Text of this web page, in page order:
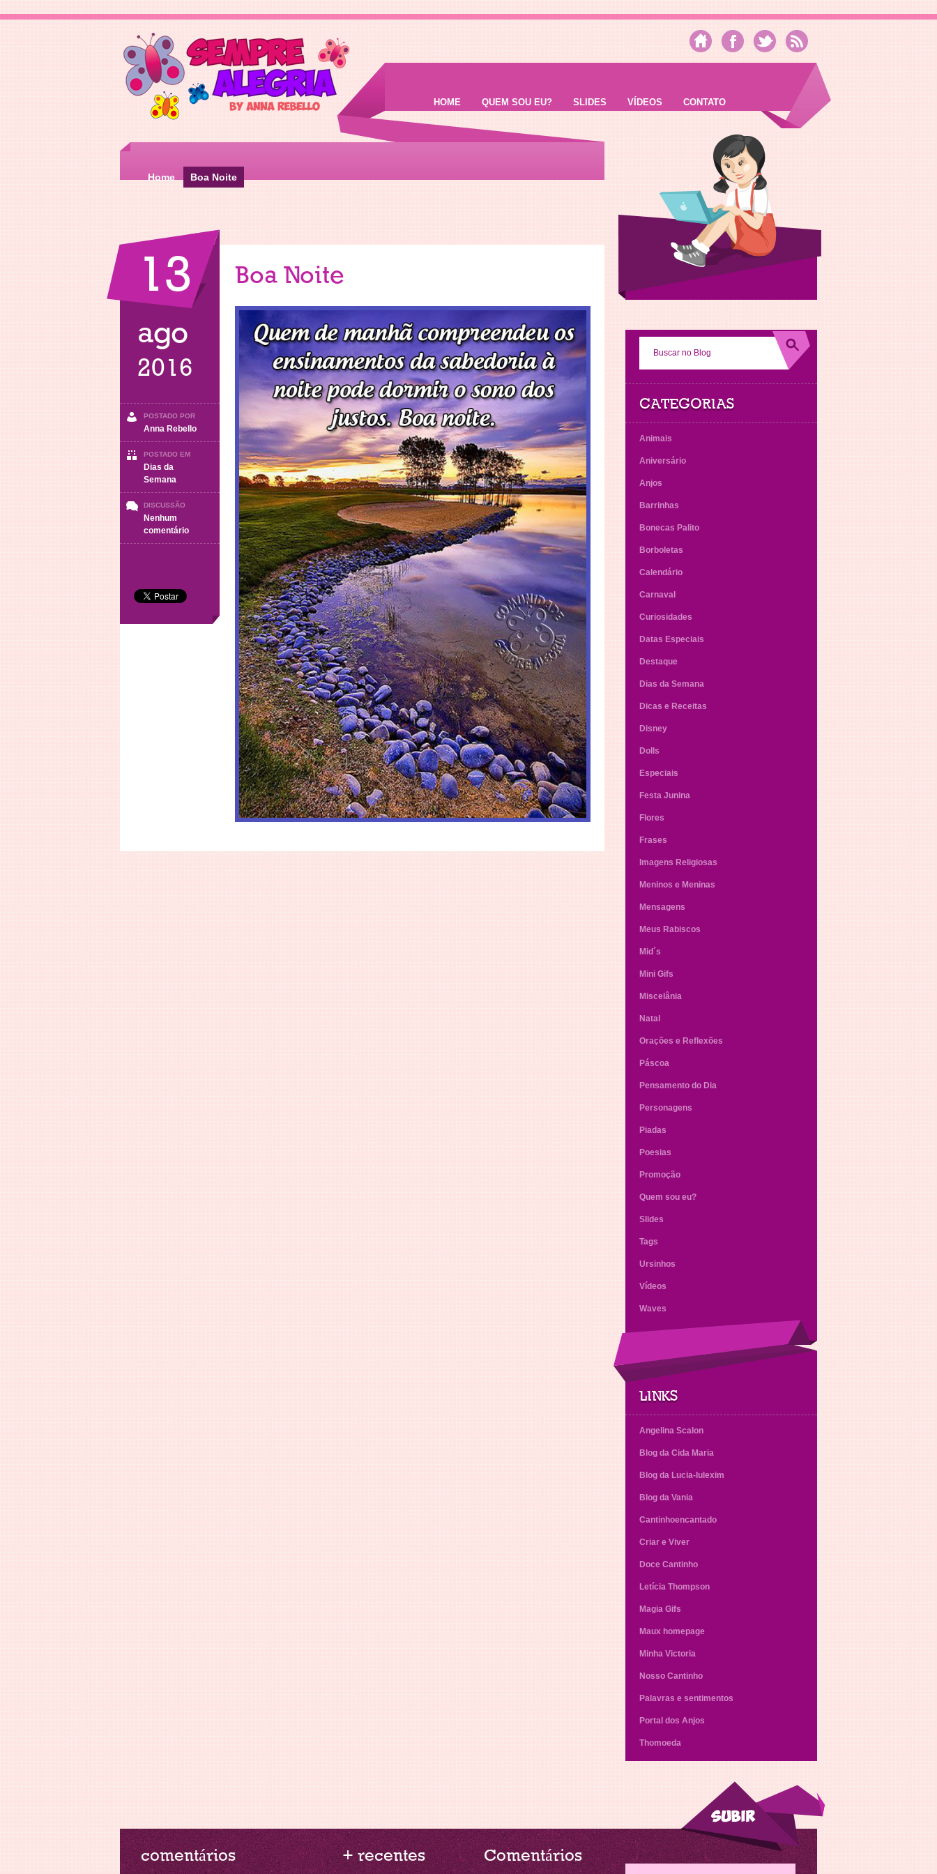
HOME QUEM SOU EU? SLIDES VÍDEOS CONTATO
Home Boa Noite
13
ago
2016
POSTADO POR
Anna Rebello
POSTADO EM
Dias da
Semana
DISCUSSÃO
Nenhum
comentárioem
Boa
Boa Noite
CATEGORIAS
Animais
Aniversário
Anjos
Barrinhas
Bonecas Palito
Borboletas
Calendário
Carnaval
Curiosidades
Datas Especiais
Destaque
Dias da Semana
Dicas e Receitas
Disney
Dolls
Especiais
Festa Junina
Flores
Frases
Imagens Religiosas
Meninos e Meninas
Mensagens
Meus Rabiscos
Mid´s
Mini Gifs
Miscelânia
Natal
Orações e Reflexões
Páscoa
Pensamento do Dia
Personagens
Piadas
Poesias
Promoção
Quem sou eu?
Slides
Tags
Ursinhos
Vídeos
Waves
LINKS
Angelina Scalon
Blog da Cida Maria
Blog da Lucia-lulexim
Blog da Vania
Cantinhoencantado
Criar e Viver
Doce Cantinho
Letícia Thompson
Magia Gifs
Maux homepage
Minha Victoria
Nosso Cantinho
Palavras e sentimentos
Portal dos Anjos
Thomoeda
comentários + recentes Comentários